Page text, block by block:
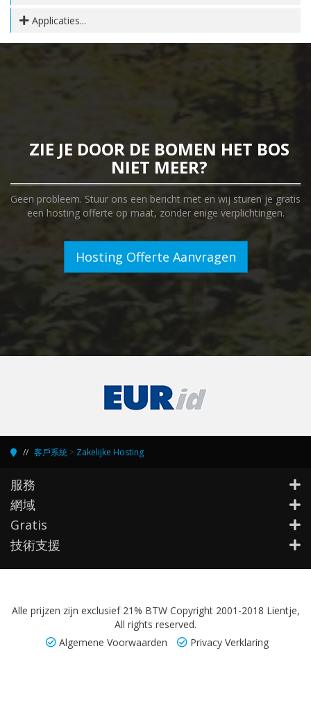
Applicaties...
ZIE JE DOOR DE BOMEN HET BOS
NIET MEER?
Geen probleem. Stuur ons een bericht met en wij sturen je gratis
een hosting offerte op maat, zonder enige verplichtingen.
Hosting Offerte Aanvragen
客戶系統 > Zakelijke Hosting
服務
網域
Gratis
技術支援
Alle prijzen zijn exclusief 21% BTW Copyright 2001-2018 Lientje,
All rights reserved.
Algemene Voorwaarden
Privacy Verklaring